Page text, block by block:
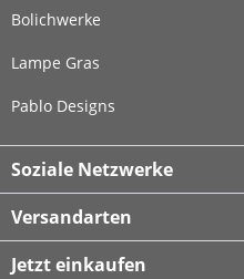
Bolichwerke
Lampe Gras
Pablo Designs
Soziale Netzwerke
Versandarten
Jetzt einkaufen